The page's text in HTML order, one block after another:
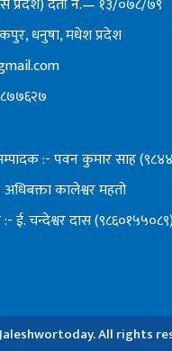
धनुषा, मधेश प्रदेश
:- पवन कुमार साह
कालेश्वर महतो
ई. चन्देश्वर दास
All rights